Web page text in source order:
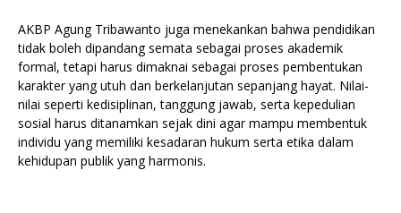
AKBP Agung Tribawanto juga menekankan bahwa pendidikan
tidak boleh dipandang semata sebagai proses akademik
formal, tetapi harus dimaknai sebagai proses pembentukan
karakter yang utuh dan berkelanjutan sepanjang hayat. Nilai-
nilai seperti kedisiplinan, tanggung jawab, serta kepedulian
sosial harus ditanamkan sejak dini agar mampu membentuk
individu yang memiliki kesadaran hukum serta etika dalam
kehidupan publik yang harmonis.